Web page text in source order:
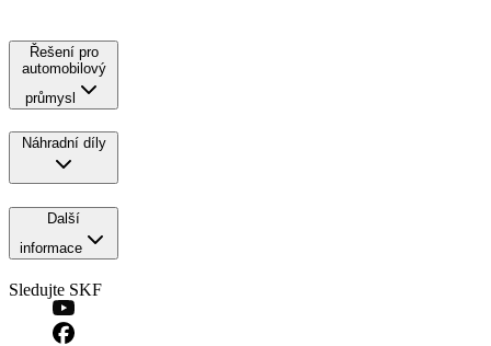
Řešení pro
automobilový
průmysl
Náhradní díly
Další
informace
Sledujte SKF